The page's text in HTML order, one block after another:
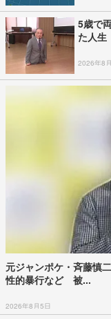
5歳で
た人
2026年8
元ジャンポケ・斉藤慎
性的暴行など 被...
2026年8月5日